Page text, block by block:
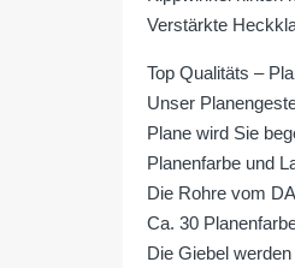
Verstärkte
Top Qualitäts –
Unser
Plane wird Sie
Planenfarbe und
Die Rohre vom
Ca. 30
Die Giebel